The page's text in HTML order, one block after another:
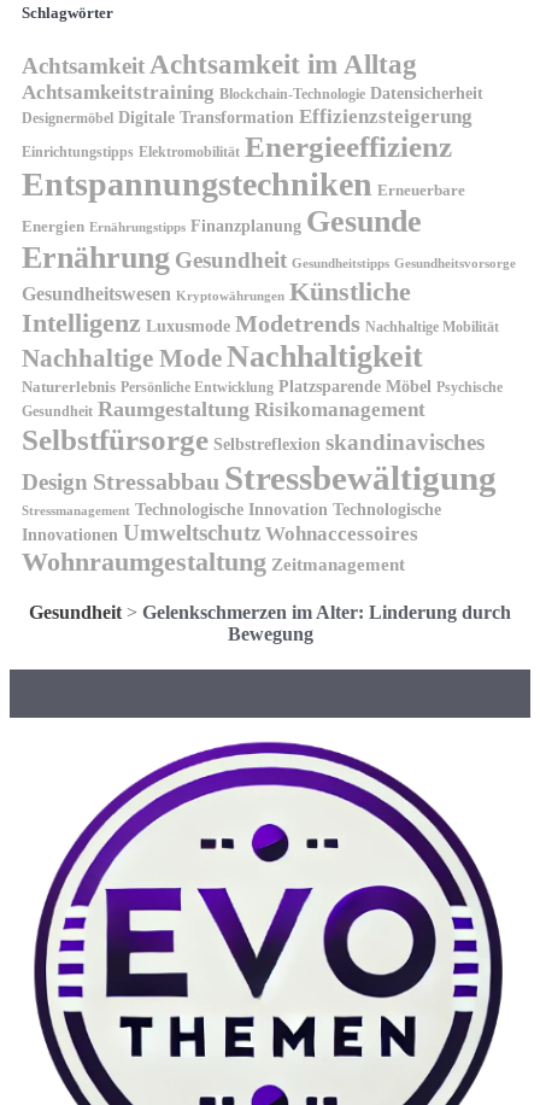
Schlagwörter
AchtsamkeitAchtsamkeit im Alltag
Achtsamkeitstraining Blockchain-Technologie Datensicherheit
Designermöbel Digitale Transformation Effizienzsteigerung
Einrichtungstipps Elektromobilität Energieeffizienz
Entspannungstechniken Erneuerbare
Energien Ernährungstipps Finanzplanung Gesunde
Ernährung Gesundheit Gesundheitstipps Gesundheitsvorsorge
Gesundheitswesen Kryptowährungen Künstliche
Intelligenz Luxusmode Modetrends Nachhaltige Mobilität
Nachhaltige ModeNachhaltigkeit
Naturerlebnis Persönliche Entwicklung Platzsparende Möbel Psychische
Gesundheit Raumgestaltung Risikomanagement
Selbstfürsorge Selbstreflexion skandinavisches
Design Stressabbau Stressbewältigung
Stressmanagement Technologische Innovation Technologische
Innovationen Umweltschutz Wohnaccessoires
Wohnraumgestaltung Zeitmanagement
Gesundheit > Gelenkschmerzen im Alter: Linderung durch
Bewegung